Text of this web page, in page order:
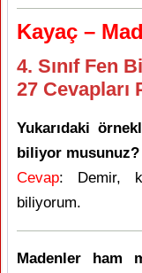
Kayaç –
4. Sınıf Fen
27 Cevapları
Yukarıdaki
biliyor
Cevap: Demir,
biliyorum.
Madenler ham